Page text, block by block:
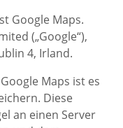
Google Maps.
(„Google“),
4, Irland.
Maps ist es
Diese
an einen Server